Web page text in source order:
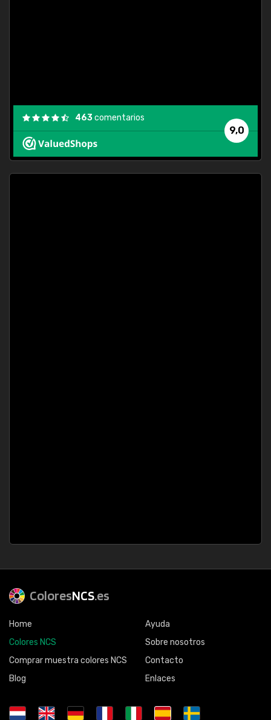
9,0
463comentarios
ColoresNCS.es
Home
Colores NCS
Comprar muestra colores NCS
Blog
Ayuda
Sobre nosotros
Contacto
Enlaces